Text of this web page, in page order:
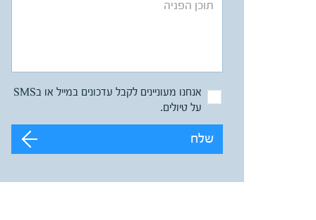
אנחנו מעוניינים לקבל עדכונים במייל או בSMS
על טיולים.
שלח